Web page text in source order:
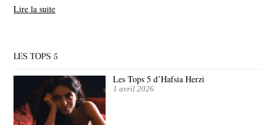
Lire la suite
LES TOPS 5
Les Tops 5 d’Hafsia Herzi
1 avril 2026